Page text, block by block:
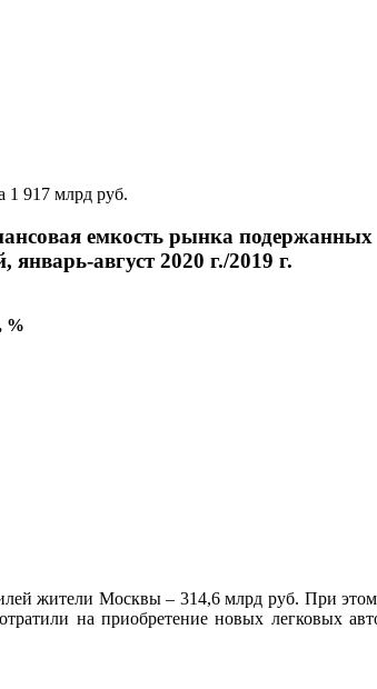
1 917 млрд руб.
емкость рынка подержанных
август 2020 г./2019 г.
%
жители Москвы – 314,6 млрд руб. При
на приобретение новых легковых